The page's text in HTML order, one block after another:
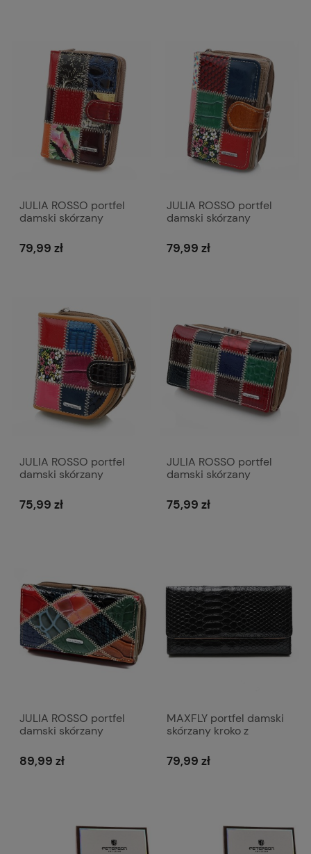
JULIA ROSSO portfel
damski skórzany
kolorowy
79,99 zł
JULIA ROSSO portfel
damski skórzany
kolorowy
79,99 zł
JULIA ROSSO portfel
damski skórzany
portmonetka P130
kolorowy
75,99 zł
JULIA ROSSO portfel
damski skórzany
P132 kolorowy
75,99 zł
JULIA ROSSO portfel
damski skórzany
P142 kolorowy
89,99 zł
MAXFLY portfel damski
skórzany kroko z
79,99 zł